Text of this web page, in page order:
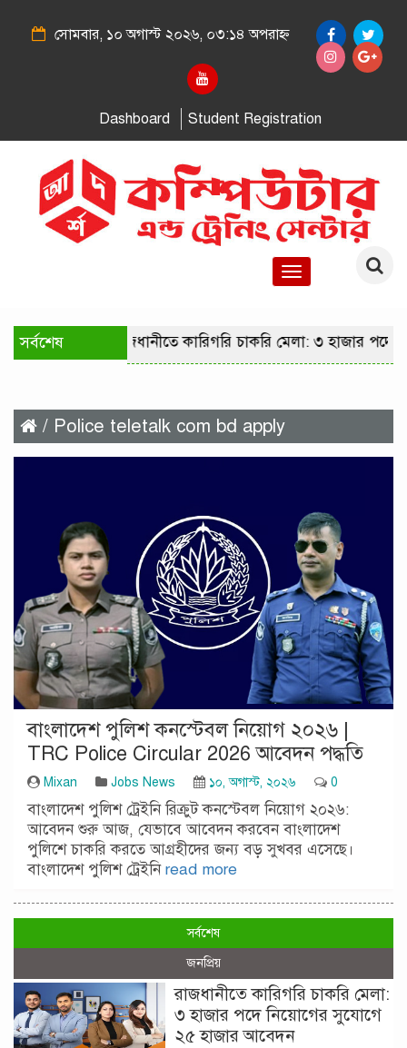
সোমবার, ১০ অগাস্ট ২০২৬, ০৩:১৪ অপরাহ্ন
Dashboard Student Registration
Toggle
সর্বশেষ রাজধানীতে কারিগরি চাকরি মেলা: ৩ হাজার
/ Police teletalk com bd apply
বাংলাদেশ পুলিশ কনস্টেবল নিয়োগ ২০২৬ |
TRC Police Circular 2026 আবেদন পদ্ধতি
Mixan Jobs News ১০, অগাস্ট, ২০২৬ 0
বাংলাদেশ পুলিশ ট্রেইনি রিক্রুট কনস্টেবল নিয়োগ ২০২৬:
আবেদন শুরু আজ, যেভাবে আবেদন করবেন বাংলাদেশ
পুলিশে চাকরি করতে আগ্রহীদের জন্য বড় সুখবর এসেছে।
বাংলাদেশ পুলিশ ট্রেইনিread more
সর্বশেষ
জনপ্রিয়
রাজধানীতে কারিগরি চাকরি মেলা:
৩ হাজার পদে নিয়োগের সুযোগে
২৫ হাজার আবেদন